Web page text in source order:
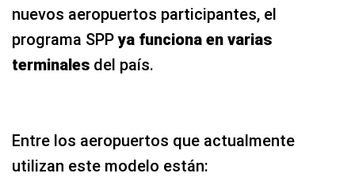
nuevos aeropuertos participantes, el
programa SPPya funciona en varias
terminales del país.
Entre los aeropuertos que actualmente
utilizan este modelo están: